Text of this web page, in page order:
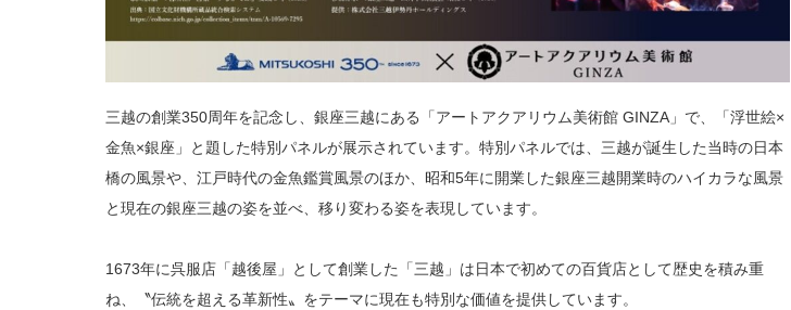
三越の創業350周年を記念し、銀座三越にある「アートアクアリウム美術館 GINZA」で、「浮世絵×
金魚×銀座」と題した特別パネルが展示されています。特別パネルでは、三越が誕生した当時の日本
橋の風景や、江戸時代の金魚鑑賞風景のほか、昭和5年に開業した銀座三越開業時のハイカラな風景
と現在の銀座三越の姿を並べ、移り変わる姿を表現しています。
1673年に呉服店「越後屋」として創業した「三越」は日本で初めての百貨店として歴史を積み重
ね、〝伝統を超える革新性〟をテーマに現在も特別な価値を提供しています。